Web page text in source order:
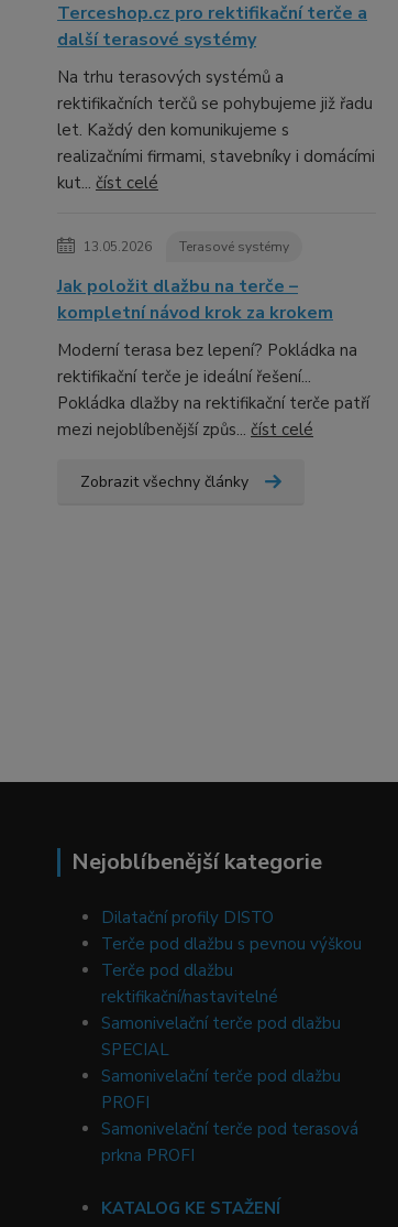
Terceshop.cz pro rektifikační terče a
další terasové systémy
Na trhu terasových systémů a
rektifikačních terčů se pohybujeme již řadu
let. Každý den komunikujeme s
realizačními firmami, stavebníky i domácími
kut... číst celé
13.05.2026 Terasové systémy
Jak položit dlažbu na terče –
kompletní návod krok za krokem
Moderní terasa bez lepení? Pokládka na
rektifikační terče je ideální řešení...
Pokládka dlažby na rektifikační terče patří
mezi nejoblíbenější způs... číst celé
Zobrazit všechny články
Nejoblíbenější kategorie
Dilatační profily DISTO
Terče pod dlažbu s pevnou výškou
Terče pod dlažbu
rektifikační/nastavitelné
Samonivelační terče pod dlažbu
SPECIAL
Samonivelační terče pod dlažbu
PROFI
Samonivelační terče pod terasová
prkna PROFI
KATALOG KE STAŽENÍ